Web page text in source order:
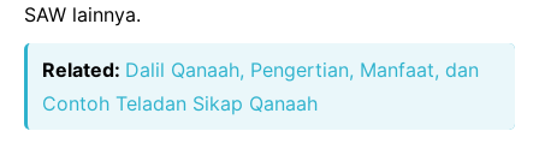
SAW lainnya.
Related: Dalil Qanaah, Pengertian, Manfaat, dan
Contoh Teladan Sikap Qanaah